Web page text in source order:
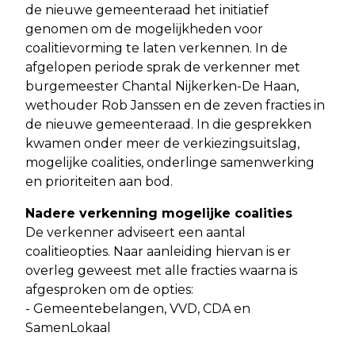
de nieuwe gemeenteraad het initiatief
genomen om de mogelijkheden voor
coalitievorming te laten verkennen. In de
afgelopen periode sprak de verkenner met
burgemeester Chantal Nijkerken-De Haan,
wethouder Rob Janssen en de zeven fracties in
de nieuwe gemeenteraad. In die gesprekken
kwamen onder meer de verkiezingsuitslag,
mogelijke coalities, onderlinge samenwerking
en prioriteiten aan bod.
Nadere verkenning mogelijke coalities
De verkenner adviseert een aantal
coalitieopties. Naar aanleiding hiervan is er
overleg geweest met alle fracties waarna is
afgesproken om de opties:
- Gemeentebelangen, VVD, CDA en
SamenLokaal